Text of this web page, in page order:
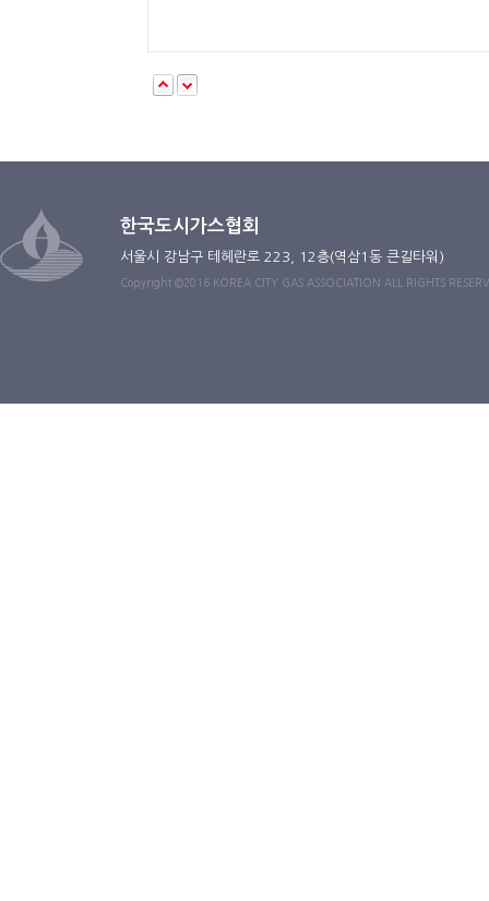
한국도시가스협회
서울시 강남구 테헤란로 223, 12층(역삼1동 큰길타워)
Copyright ©2016 KOREA CITY GAS ASSOCIATION ALL RIGHTS